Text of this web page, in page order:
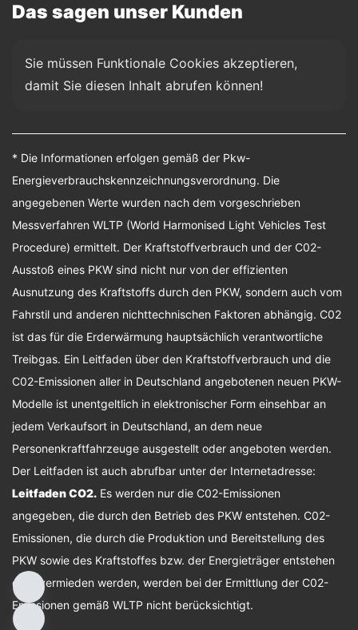
Das sagen unser Kunden
Sie müssen Funktionale Cookies akzeptieren,
damit Sie diesen Inhalt abrufen können!
* Die Informationen erfolgen gemäß der Pkw-
Energieverbrauchskennzeichnungsverordnung. Die
angegebenen Werte wurden nach dem vorgeschrieben
Messverfahren WLTP (World Harmonised Light Vehicles Test
Procedure) ermittelt. Der Kraftstoffverbrauch und der C02-
Ausstoß eines PKW sind nicht nur von der effizienten
Ausnutzung des Kraftstoffs durch den PKW, sondern auch vom
Fahrstil und anderen nichttechnischen Faktoren abhängig. C02
ist das für die Erderwärmung hauptsächlich verantwortliche
Treibgas. Ein Leitfaden über den Kraftstoffverbrauch und die
C02-Emissionen aller in Deutschland angebotenen neuen PKW-
Modelle ist unentgeltlich in elektronischer Form einsehbar an
jedem Verkaufsort in Deutschland, an dem neue
Personenkraftfahrzeuge ausgestellt oder angeboten werden.
Der Leitfaden ist auch abrufbar unter der Internetadresse:
Leitfaden CO2. Es werden nur die C02-Emissionen
angegeben, die durch den Betrieb des PKW entstehen. C02-
Emissionen, die durch die Produktion und Bereitstellung des
PKW sowie des Kraftstoffes bzw. der Energieträger entstehen
oder vermieden werden, werden bei der Ermittlung der C02-
Emissionen gemäß WLTP nicht berücksichtigt.